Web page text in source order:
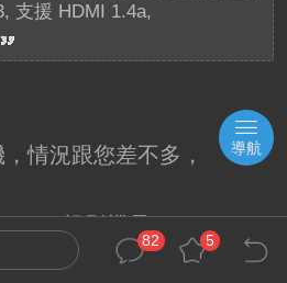
支援 HDMI 1.4a,
情況跟您差不多，
，投影機是TW6000，
82 5
導航